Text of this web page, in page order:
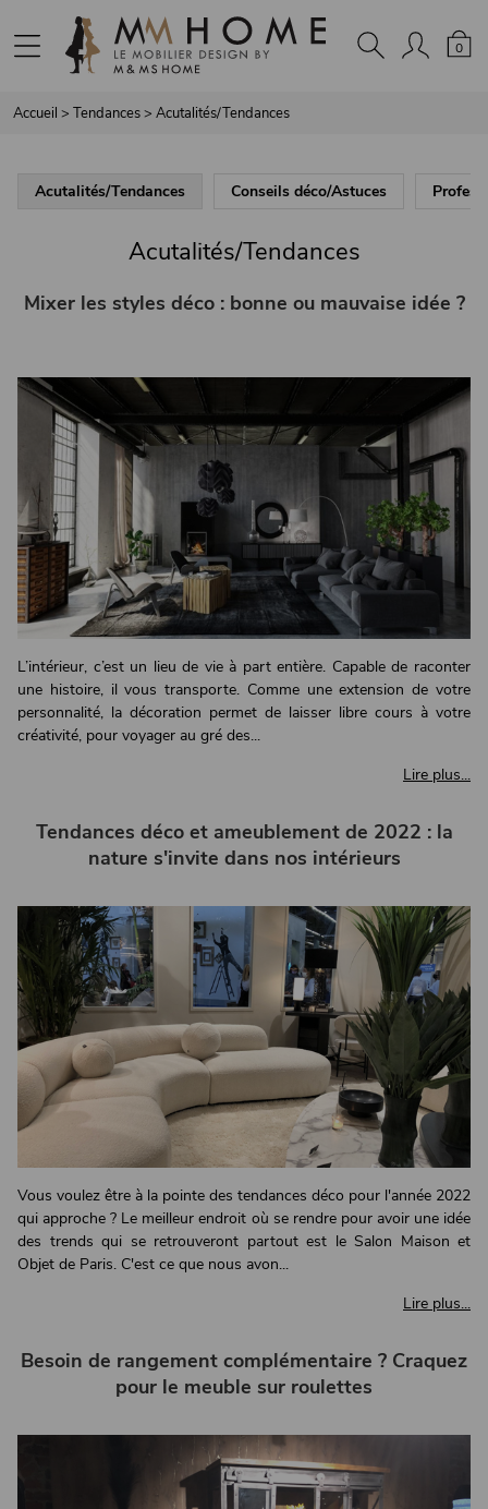
0
Accueil > Tendances> Acutalités/Tendances
Acutalités/Tendances Conseils déco/Astuces
Acutalités/Tendances
Mixer les styles déco : bonne ou mauvaise idée ?
L’intérieur, c’est un lieu de vie à part entière. Capable de raconter
une histoire, il vous transporte. Comme une extension de votre
personnalité, la décoration permet de laisser libre cours à votre
créativité, pour voyager au gré des...
Lire plus...
Tendances déco et ameublement de 2022 : la
nature s'invite dans nos intérieurs
Vous voulez être à la pointe des tendances déco pour l'année 2022
qui approche ? Le meilleur endroit où se rendre pour avoir une idée
des trends qui se retrouveront partout est le Salon Maison et
Objet de Paris. C'est ce que nous avon...
Lire plus...
Besoin de rangement complémentaire ? Craquez
pour le meuble sur roulettes
Panneau de gestion des cookies